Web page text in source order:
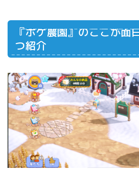
『ポケ農園』のここが面
つ紹介